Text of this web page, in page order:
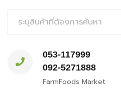
053-117999
092-5271888
FarmFoods Market